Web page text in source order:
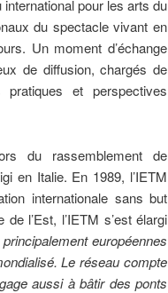
international pour les arts du
du spectacle vivant en
Un moment d’échange
de diffusion, chargés de
et perspectives
du rassemblement de
en Italie. En 1989, l’IETM
internationale sans but
l’Est, l’IETM s’est élargi
européennes
Le réseau compte
aussi à bâtir des ponts